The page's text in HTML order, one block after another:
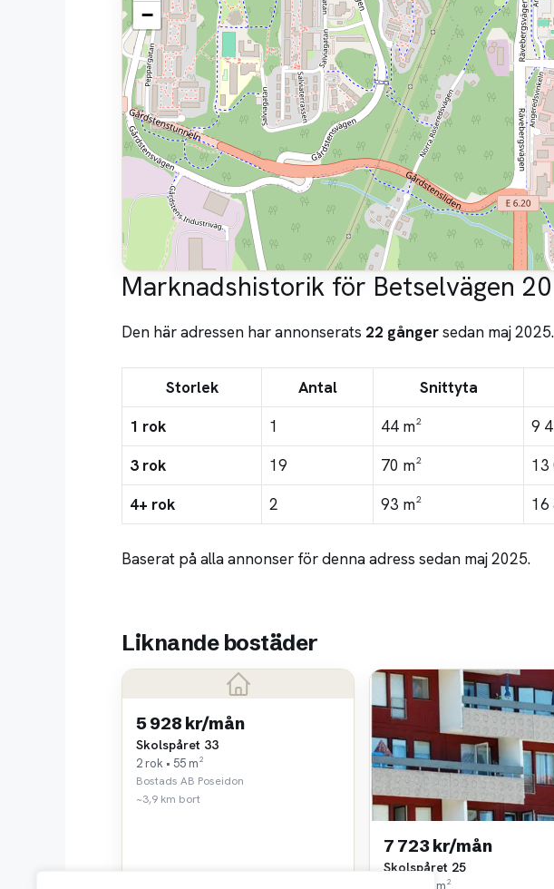
−
Marknadshistorik för Betselvägen
Den här adressen har annonserats 22 gångersedan maj 2025.
Storlek Antal Snittyta
1 rok
1 44 m² 9
3 rok
19 70 m² 13
4+ rok
2 93 m² 16
Baserat på alla annonser för denna adress sedan maj 2025.
Liknande bostäder
5 928 kr/mån
Skolspåret 33
2 rok • 55 m²
Bostads AB Poseidon
~3,9 km bort
7 723 kr/mån
Skolspåret 25
3 rok • 88 m²